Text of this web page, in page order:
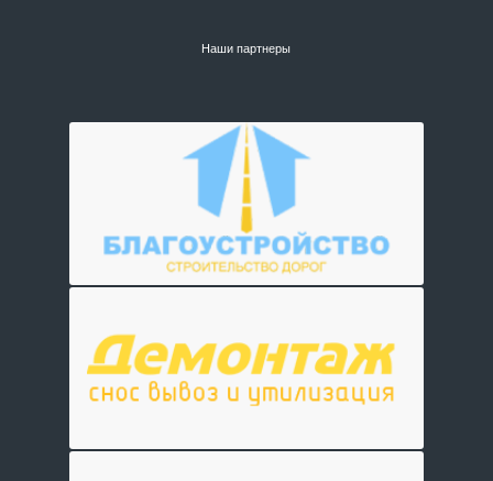
Наши партнеры